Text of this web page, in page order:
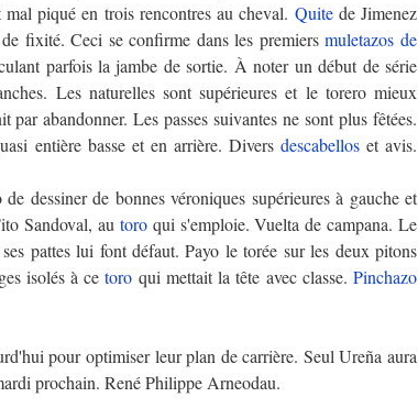
piqué en trois rencontres au cheval. Quitede Jimenez
fixité. Ceci se confirme dans les premiersmuletazos de
parfois la jambe de sortie. À noter un début de série
Les naturelles sont supérieures et le torero mieux
par abandonner. Les passes suivantes ne sont plus fêtées.
entière basse et en arrière. Divers descabelloset avis.
dessiner de bonnes véroniques supérieures à gauche et
Sandoval, au toroqui s'emploie. Vuelta de campana. Le
pattes lui font défaut. Payo le torée sur les deux pitons
isolés à cetoro qui mettait la tête avec classe.Pinchazo
pour optimiser leur plan de carrière. Seul Ureña aura
prochain. René Philippe Arneodau.